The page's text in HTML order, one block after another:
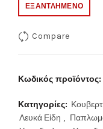
ΕΞΑΝΤΛΗΜΈΝΟ
Compare
Κωδικός προϊόντος:
Κατηγορίες:
Λευκά Είδη ,